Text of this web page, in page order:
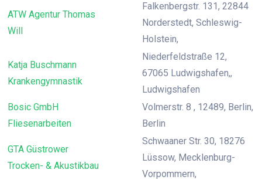
ATW Agentur Thomas
Will
Falkenbergstr. 131, 22844
Norderstedt, Schleswig-
Holstein,
Katja Buschmann
Krankengymnastik
Niederfeldstraße 12,
67065 Ludwigshafen,,
Ludwigshafen
Bosic GmbH
Fliesenarbeiten
Volmerstr. 8 , 12489, Berlin,
Berlin
GTA Güstrower
Trocken- & Akustikbau
Schwaaner Str. 30, 18276
Lüssow, Mecklenburg-
Vorpommern,